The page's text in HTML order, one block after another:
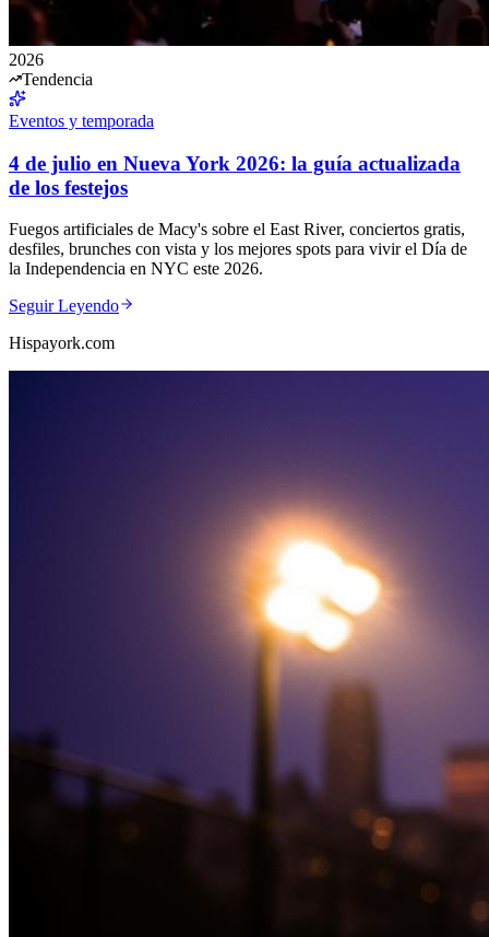
2026
Tendencia
Eventos y temporada
4 de julio en Nueva York 2026: la guía actualizada
de los festejos
Fuegos artificiales de Macy's sobre el East River, conciertos gratis,
desfiles, brunches con vista y los mejores spots para vivir el Día de
la Independencia en NYC este 2026.
Seguir Leyendo
Hispayork.com